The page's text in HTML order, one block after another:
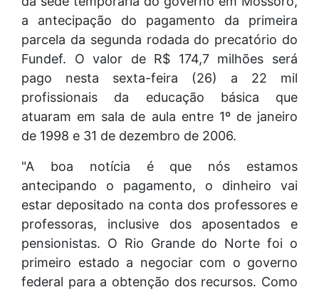
a antecipação do pagamento da primeira
parcela da segunda rodada do precatório do
Fundef. O valor de R$ 174,7 milhões será
pago nesta sexta-feira (26) a 22 mil
profissionais da educação básica que
atuaram em sala de aula entre 1º de janeiro
de 1998 e 31 de dezembro de 2006.
"A boa notícia é que nós estamos
antecipando o pagamento, o dinheiro vai
estar depositado na conta dos professores e
professoras, inclusive dos aposentados e
pensionistas. O Rio Grande do Norte foi o
primeiro estado a negociar com o governo
federal para a obtenção dos recursos. Como